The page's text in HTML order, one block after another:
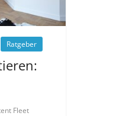
Ratgeber
Fleet